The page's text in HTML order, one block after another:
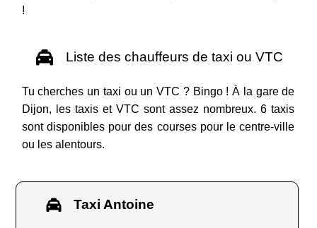
!
Liste des chauffeurs de taxi ou VTC
Tu cherches un taxi ou un VTC ? Bingo ! À la gare de
Dijon, les taxis et VTC sont assez nombreux. 6 taxis
sont disponibles pour des courses pour le centre-ville
ou les alentours.
Taxi Antoine